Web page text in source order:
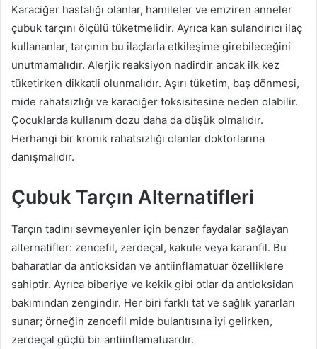
Karaciğer hastalığı olanlar, hamileler ve emziren anneler
çubuk tarçını ölçülü tüketmelidir. Ayrıca kan sulandırıcı ilaç
kullananlar, tarçının bu ilaçlarla etkileşime girebileceğini
unutmamalıdır. Alerjik reaksiyon nadirdir ancak ilk kez
tüketirken dikkatli olunmalıdır. Aşırı tüketim, baş dönmesi,
mide rahatsızlığı ve karaciğer toksisitesine neden olabilir.
Çocuklarda kullanım dozu daha da düşük olmalıdır.
Herhangi bir kronik rahatsızlığı olanlar doktorlarına
danışmalıdır.
Çubuk Tarçın Alternatifleri
Tarçın tadını sevmeyenler için benzer faydalar sağlayan
alternatifler: zencefil, zerdeçal, kakule veya karanfil. Bu
baharatlar da antioksidan ve antiinflamatuar özelliklere
sahiptir. Ayrıca biberiye ve kekik gibi otlar da antioksidan
bakımından zengindir. Her biri farklı tat ve sağlık yararları
sunar; örneğin zencefil mide bulantısına iyi gelirken,
zerdeçal güçlü bir antiinflamatuardır.